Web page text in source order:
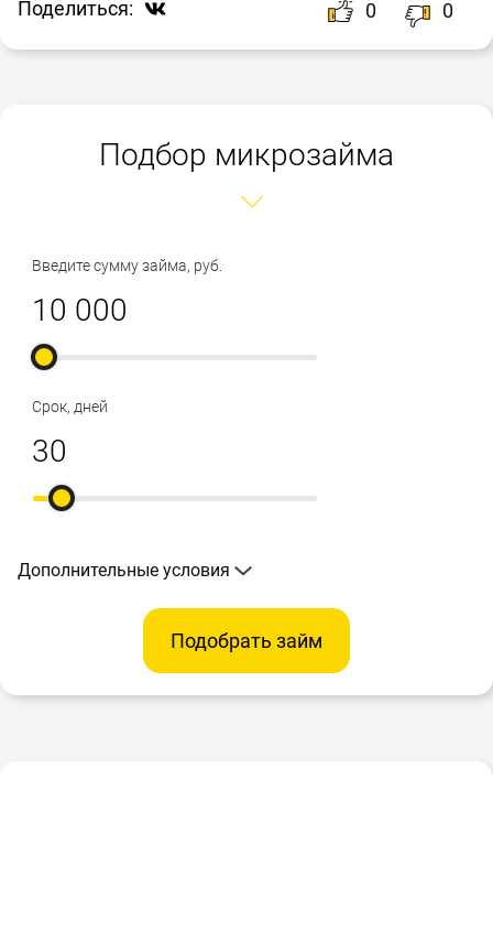
Поделиться: 0 0
Подбор микрозайма
Введите сумму займа, руб.
Срок, дней
Дополнительные условия
Подобрать займ